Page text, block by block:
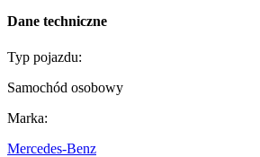
Dane techniczne
Typ pojazdu:
Samochód osobowy
Marka:
Mercedes-Benz